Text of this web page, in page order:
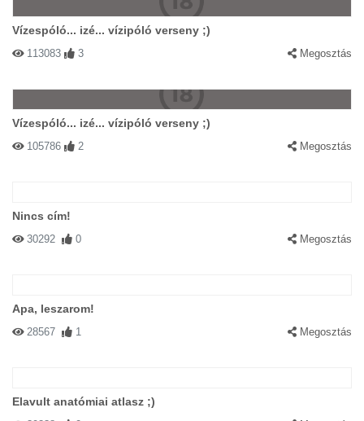
Vízespóló... izé... vízipóló verseny ;)
113083 3 Megosztás
Vízespóló... izé... vízipóló verseny ;)
105786 2 Megosztás
Nincs cím!
30292 0 Megosztás
Apa, leszarom!
28567 1 Megosztás
Elavult anatómiai atlasz ;)